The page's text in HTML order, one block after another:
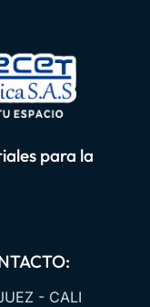
para la
- CALI